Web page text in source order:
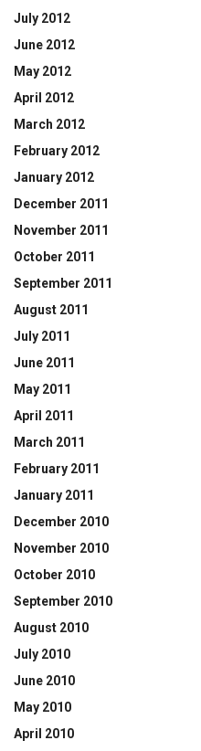
July 2012
June 2012
May 2012
April 2012
March 2012
February 2012
January 2012
December 2011
November 2011
October 2011
September 2011
August 2011
July 2011
June 2011
May 2011
April 2011
March 2011
February 2011
January 2011
December 2010
November 2010
October 2010
September 2010
August 2010
July 2010
June 2010
May 2010
April 2010